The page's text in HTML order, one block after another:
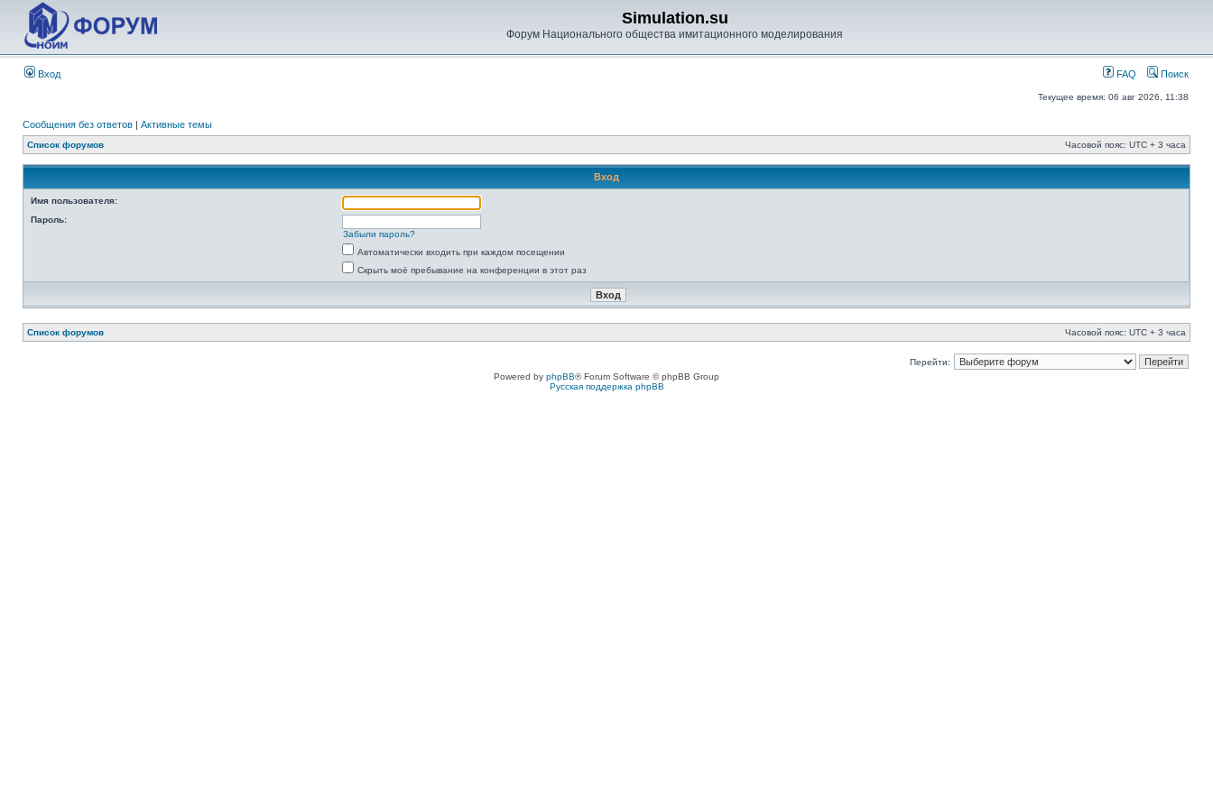
Simulation.su
Форум Национального общества имитационного моделирования
Вход FAQ Поиск
Текущее время: 06 авг 2026, 11:38
Сообщения без ответов | Активные темы
Список форумов Часовой пояс: UTC + 3 часа
Вход
Имя пользователя:
Пароль:
Забыли пароль?
Автоматически входить при каждом посещении
Скрыть моё пребывание на конференции в этот раз
Список форумов Часовой пояс: UTC + 3 часа
Перейти:
Powered by phpBB® Forum Software © phpBB Group
Русская поддержка phpBB